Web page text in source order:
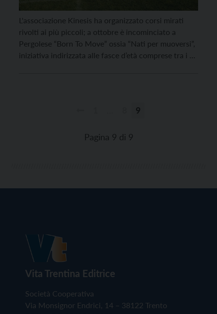
L'associazione Kinesis ha organizzato corsi mirati
rivolti ai più piccoli; a ottobre è incominciato a
Pergolese “Born To Move” ossia “Nati per muoversi”,
iniziativa indirizzata alle fasce d’età comprese tra i 4
Paginazione
articoli
9
Pagina 9 di 9
Vita Trentina Editrice
Società Cooperativa
Via Monsignor Endrici, 14 – 38122 Trento